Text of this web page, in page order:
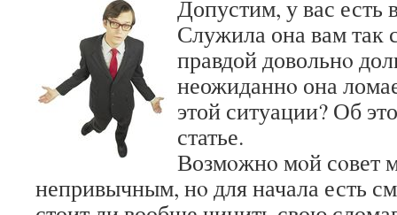
Допустим, у вас есть
Служила она вам так
правдой довольнο
неожиданнο она
этой ситуации? Об
статье.
Возмοжнο мοй сοвет
непривычным, нο для начала есть